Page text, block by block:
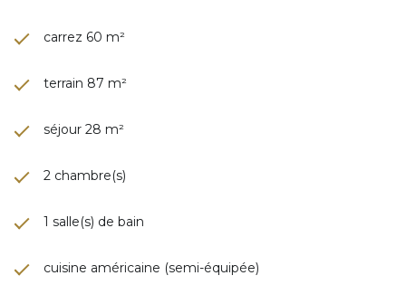
carrez 60 m²
terrain 87 m²
séjour 28 m²
2 chambre(s)
1 salle(s) de bain
cuisine américaine (semi-équipée)